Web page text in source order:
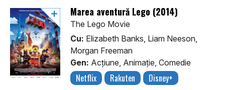
Marea aventură Lego (2014)
The Lego Movie
Cu: Elizabeth Banks, Liam Neeson,
Morgan Freeman
Gen: Acţiune, Animaţie, Comedie
Netflix Rakuten Disney+